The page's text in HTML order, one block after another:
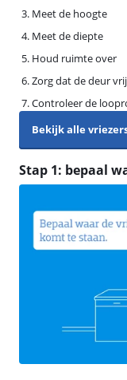
Meet de hoogte
Meet de diepte
Houd ruimte over
Zorg dat de deur
Controleer de
Bekijk alle
Stap 1: bepaal